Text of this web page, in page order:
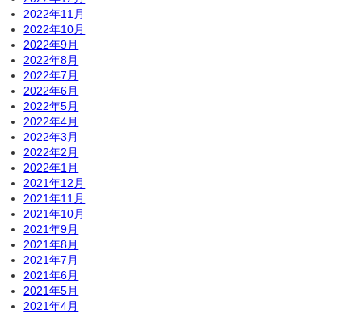
2022年11月
2022年10月
2022年9月
2022年8月
2022年7月
2022年6月
2022年5月
2022年4月
2022年3月
2022年2月
2022年1月
2021年12月
2021年11月
2021年10月
2021年9月
2021年8月
2021年7月
2021年6月
2021年5月
2021年4月